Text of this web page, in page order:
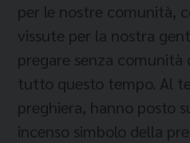
per le nostre comunità,
vissute per la nostra
pregare senza
tutto questo tempo. Al
preghiera, hanno posto
incenso simbolo della